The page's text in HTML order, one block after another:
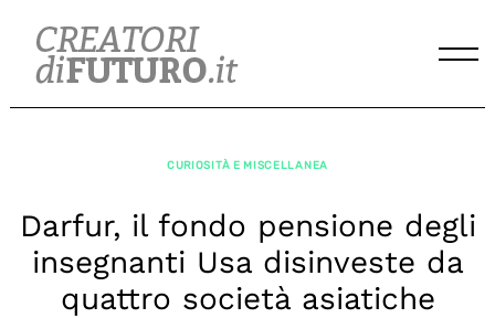
content
CURIOSITÀ E MISCELLANEA
Darfur, il fondo pensione degli
insegnanti Usa disinveste da
quattro società asiatiche